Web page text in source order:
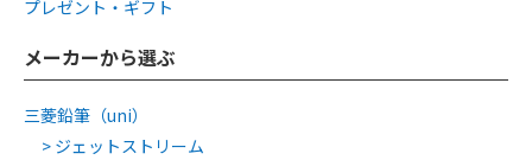
プレゼント・ギフト
メーカーから選ぶ
三菱鉛筆（uni）
ジェットストリーム